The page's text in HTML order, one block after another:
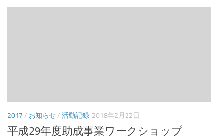
2017 / お知らせ/ 活動記録 2018年2月22日
平成29年度助成事業ワークショップ